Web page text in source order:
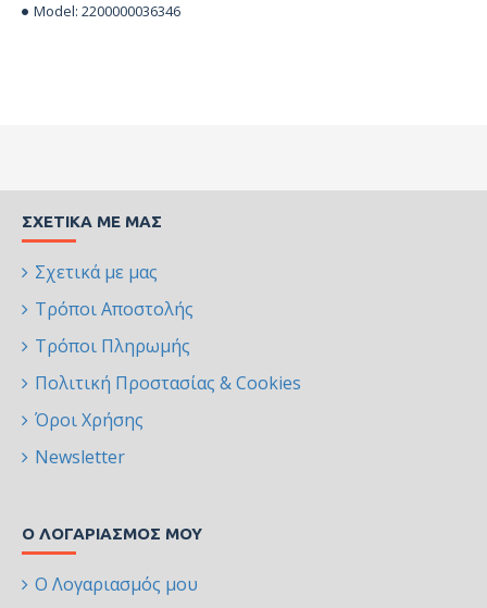
Model: 2200000036346
ΣΧΕΤΙΚΆ ΜΕ ΜΑΣ
Σχετικά με μας
Τρόποι Αποστολής
Τρόποι Πληρωμής
Πολιτική Προστασίας & Cookies
Όροι Χρήσης
Newsletter
Ο ΛΟΓΑΡΙΑΣΜΌΣ ΜΟΥ
Ο Λογαριασμός μου